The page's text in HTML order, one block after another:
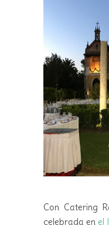
Con Catering
celebrada en el